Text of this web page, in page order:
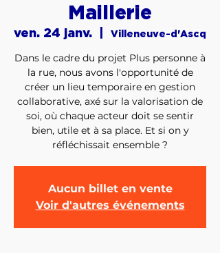
Maillerie
ven. 24 janv. Villeneuve-d'Ascq
Dans le cadre du projet Plus personne à
la rue, nous avons l'opportunité de
créer un lieu temporaire en gestion
collaborative, axé sur la valorisation de
soi, où chaque acteur doit se sentir
bien, utile et à sa place. Et si on y
réfléchissait ensemble ?
Aucun billet en vente
Voir d'autres événements